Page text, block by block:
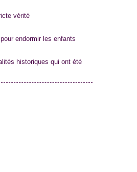
vérité
endormir les enfants
historiques qui ont été